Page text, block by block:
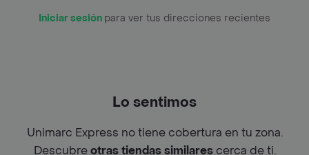
Iniciar sesión para ver tus direcciones recientes
Lo sentimos
Unimarc Express no tiene cobertura en tu zona.
Descubreotras tiendas similarescerca de ti.